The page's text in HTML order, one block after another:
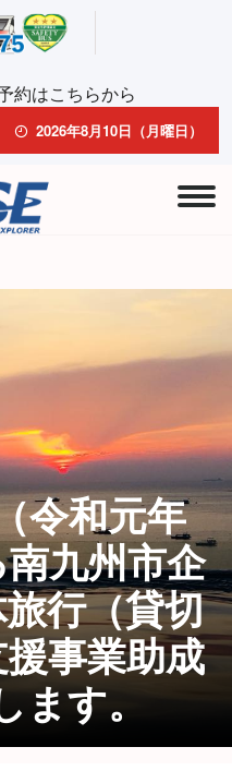
約はこちらから
2026年8月10日（月曜日）
令和元年
九州市企
行（貸切
事業助成
ます。